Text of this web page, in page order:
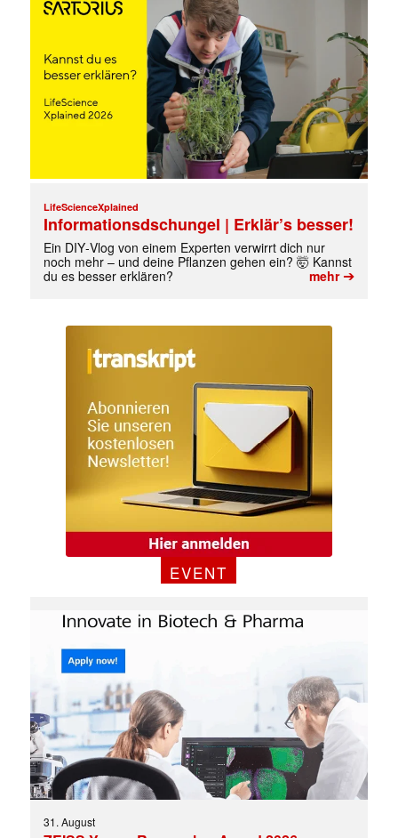
LifeScienceXplained
Informationsdschungel | Erklär’s besser!
Ein DIY‑Vlog von einem Experten verwirrt dich nur
noch mehr – und deine Pflanzen gehen ein? 🤯 Kannst
du es besser erklären?
mehr➔
EVENT
31. August